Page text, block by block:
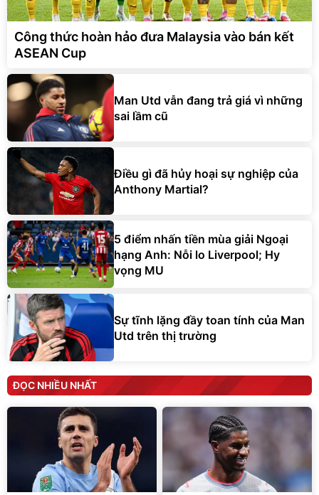
Công thức hoàn hảo đưa Malaysia vào bán kết
ASEAN Cup
Man Utd vẫn đang trả giá vì những
sai lầm cũ
Điều gì đã hủy hoại sự nghiệp của
Anthony Martial?
5 điểm nhấn tiền mùa giải Ngoại
hạng Anh: Nỗi lo Liverpool; Hy
vọng MU
Sự tĩnh lặng đầy toan tính của Man
Utd trên thị trường
ĐỌC NHIỀU NHẤT